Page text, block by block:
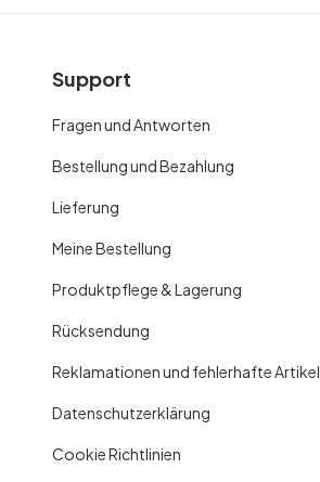
Support
Fragen und Antworten
Bestellung und Bezahlung
Lieferung
Meine Bestellung
Produktpflege & Lagerung
Rücksendung
Reklamationen und fehlerhafte Artikel
Datenschutzerklärung
Cookie Richtlinien